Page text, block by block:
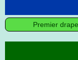
Premier